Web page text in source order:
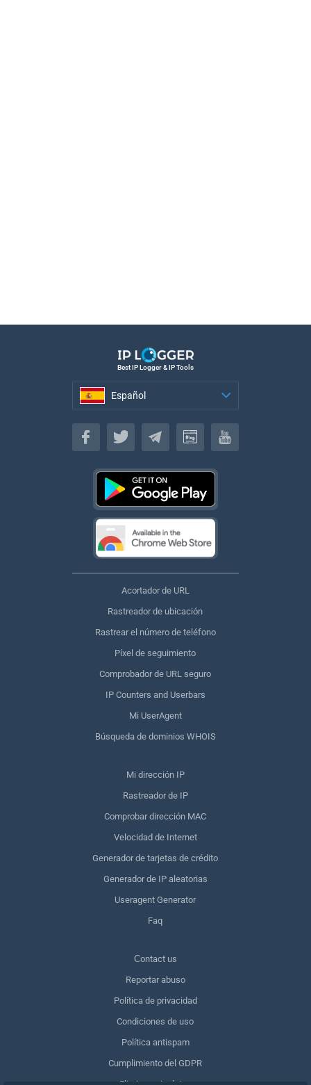
Best IP Logger & IP Tools
Español
Español
Acortador de URL
Rastreador de ubicación
Rastrear el número de teléfono
Píxel de seguimiento
Comprobador de URL seguro
IP Counters and Userbars
Mi UserAgent
Búsqueda de dominios WHOIS
Mi dirección IP
Rastreador de IP
Comprobar dirección MAC
Velocidad de Internet
Generador de tarjetas de crédito
Generador de IP aleatorias
Useragent Generator
Faq
Сontact us
Reportar abuso
Política de privacidad
Condiciones de uso
Política antispam
Cumplimiento del GDPR